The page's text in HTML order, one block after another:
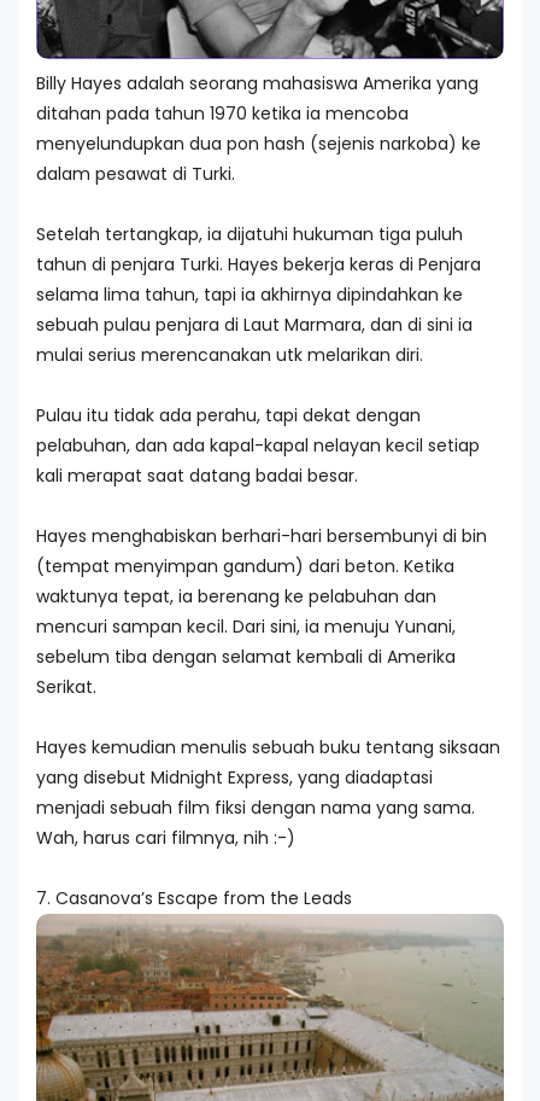
Billy Hayes adalah seorang mahasiswa Amerika yang
ditahan pada tahun 1970 ketika ia mencoba
menyelundupkan dua pon hash (sejenis narkoba) ke
dalam pesawat di Turki.
Setelah tertangkap, ia dijatuhi hukuman tiga puluh
tahun di penjara Turki. Hayes bekerja keras di Penjara
selama lima tahun, tapi ia akhirnya dipindahkan ke
sebuah pulau penjara di Laut Marmara, dan di sini ia
mulai serius merencanakan utk melarikan diri.
Pulau itu tidak ada perahu, tapi dekat dengan
pelabuhan, dan ada kapal-kapal nelayan kecil setiap
kali merapat saat datang badai besar.
Hayes menghabiskan berhari-hari bersembunyi di bin
(tempat menyimpan gandum) dari beton. Ketika
waktunya tepat, ia berenang ke pelabuhan dan
mencuri sampan kecil. Dari sini, ia menuju Yunani,
sebelum tiba dengan selamat kembali di Amerika
Serikat.
Hayes kemudian menulis sebuah buku tentang siksaan
yang disebut Midnight Express, yang diadaptasi
menjadi sebuah film fiksi dengan nama yang sama.
Wah, harus cari filmnya, nih :-)
7. Casanova’s Escape from the Leads